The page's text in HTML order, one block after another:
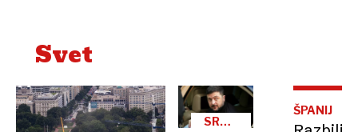
Svet
SRBIJA-
ŠPANIJA